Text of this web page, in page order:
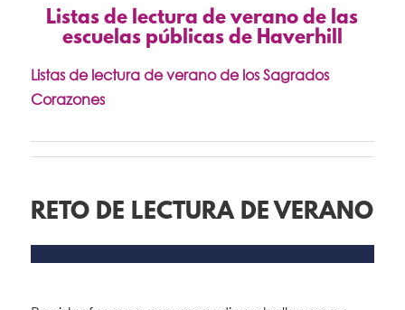
Listas de lectura de verano de las
escuelas públicas de Haverhill
Listas de lectura de verano de los Sagrados
Corazones
RETO DE LECTURA DE VERANO